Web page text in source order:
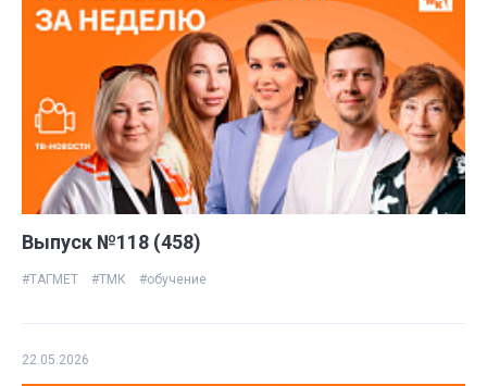
Выпуск №118 (458)
#ТАГМЕТ #ТМК #обучение
22.05.2026